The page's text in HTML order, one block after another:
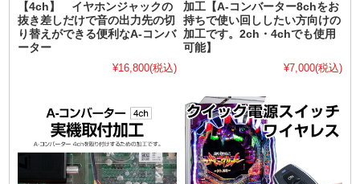
【4ch】 イヤホンジャックの
抜き差しだけで音の出力先の切
り替えができる便利なA-コンバ
ーター
¥16,800(税込)
加工【A-コンバーター8chをお
持ちで使い回ししたい方向けの
加工です。2ch・4chでも使用
可能】
¥7,000(税込)